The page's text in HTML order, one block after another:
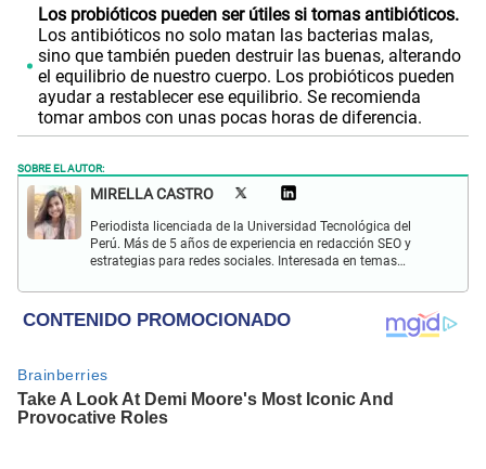
Los probióticos pueden ser útiles si tomas antibióticos.
Los antibióticos no solo matan las bacterias malas,
sino que también pueden destruir las buenas, alterando
el equilibrio de nuestro cuerpo. Los probióticos pueden
ayudar a restablecer ese equilibrio. Se recomienda
tomar ambos con unas pocas horas de diferencia.
SOBRE EL AUTOR:
MIRELLA CASTRO
Periodista licenciada de la Universidad Tecnológica del
Perú. Más de 5 años de experiencia en redacción SEO y
estrategias para redes sociales. Interesada en temas
música.